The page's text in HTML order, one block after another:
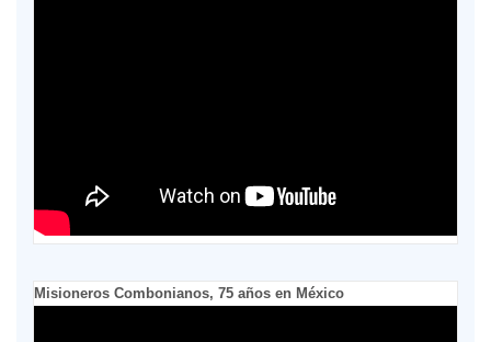
Misioneros Combonianos, 75 años en México